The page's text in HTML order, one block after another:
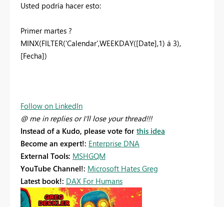
Usted podría hacer esto:
Primer martes ?
MINX(FILTER('Calendar',WEEKDAY([Date],1) á 3),
[Fecha])
Follow on LinkedIn
@ me in replies or I'll lose your thread!!!
Instead of a Kudo, please vote for this idea
Become an expert!: Enterprise DNA
External Tools: MSHGQM
YouTube Channel!: Microsoft Hates Greg
Latest book!: DAX For Humans